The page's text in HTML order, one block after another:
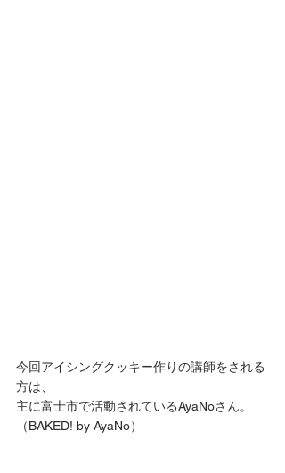
今回アイシングクッキー作りの講師をされる
方は、
主に富士市で活動されているAyaNoさん。
（BAKED! by AyaNo）